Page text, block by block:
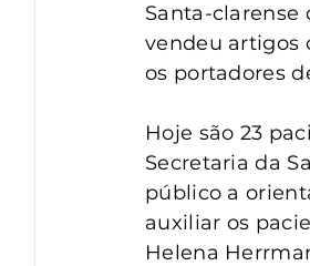
Santa-clarense
vendeu artigos
os portadores
Hoje são 23
Secretaria da
público a
auxiliar os
Helena